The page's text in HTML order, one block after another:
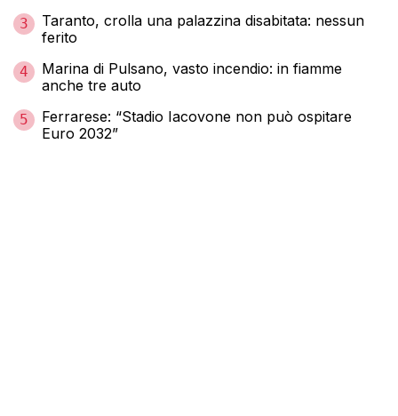
3
Taranto, crolla una palazzina disabitata: nessun
ferito
4
Marina di Pulsano, vasto incendio: in fiamme
anche tre auto
5
Ferrarese: “Stadio Iacovone non può ospitare
Euro 2032”